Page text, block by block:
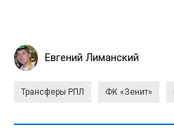
Евгений Лиманский
Трансферы РПЛ ФК «Зенит»